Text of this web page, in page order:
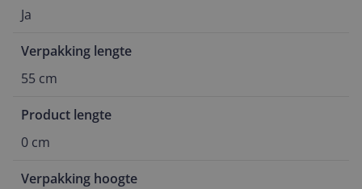
Ja
Verpakking lengte
55 cm
Product lengte
0 cm
Verpakking hoogte